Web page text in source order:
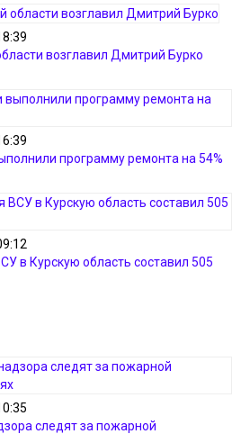
возглавил Дмитрий Бурко
программу ремонта на 54%
в Курскую область составил 505
следят за пожарной